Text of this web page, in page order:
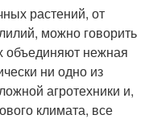
растений, от
можно говорить
объединяют нежная
ни одно из
агротехники и,
климата, все